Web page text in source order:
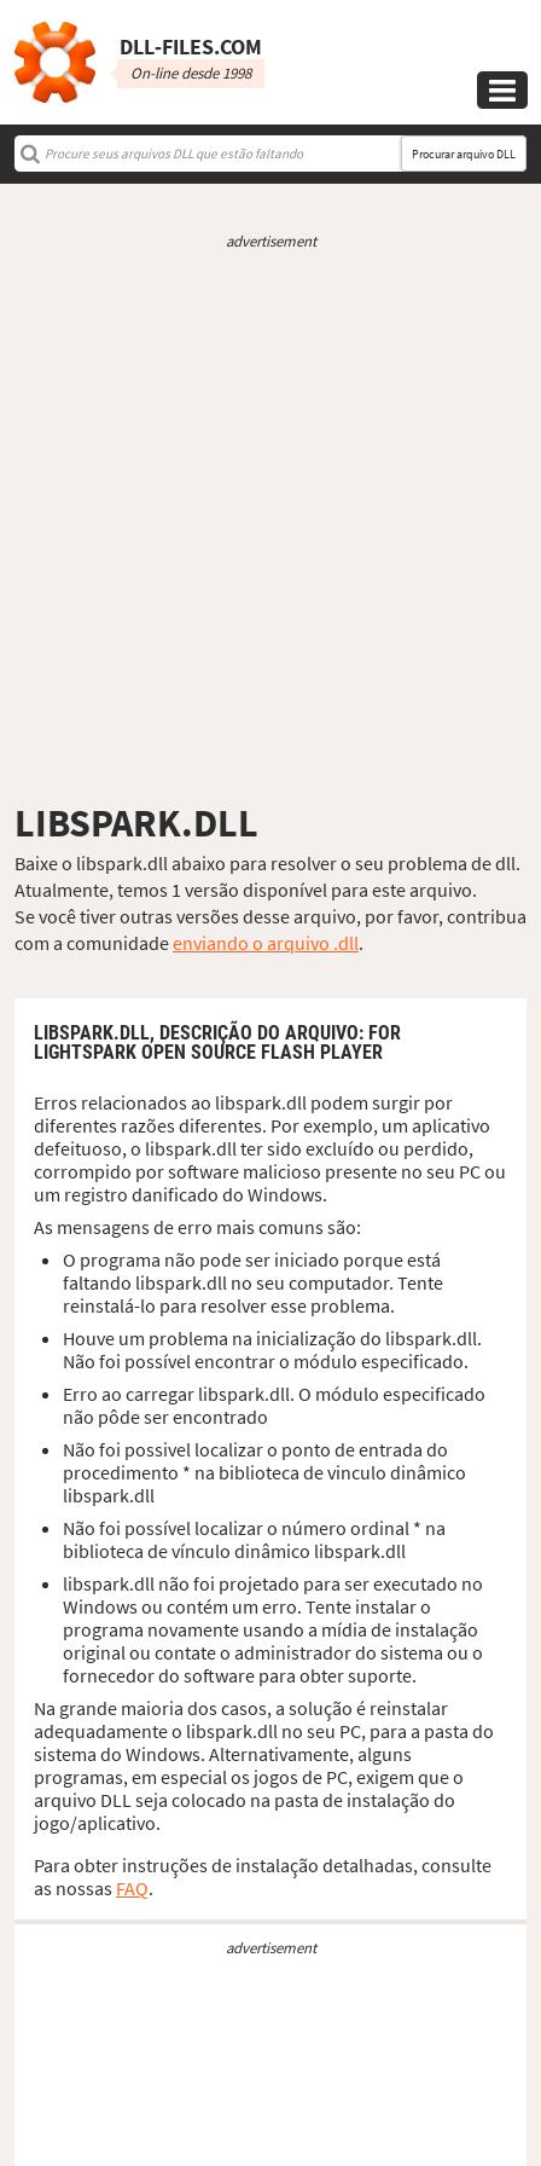
DLL‑FILES.COM
On-line desde 1998

Procurar arquivo DLL
advertisement
LIBSPARK.DLL
Baixe o libspark.dll abaixo para resolver o seu problema de dll.
Atualmente, temos 1 versão disponível para este arquivo.
Se você tiver outras versões desse arquivo, por favor, contribua
com a comunidadeenviando o arquivo .dll.
LIBSPARK.DLL, DESCRIÇÃO DO ARQUIVO: FOR
LIGHTSPARK OPEN SOURCE FLASH PLAYER
Erros relacionados ao libspark.dll podem surgir por
diferentes razões diferentes. Por exemplo, um aplicativo
defeituoso, o libspark.dll ter sido excluído ou perdido,
corrompido por software malicioso presente no seu PC ou
um registro danificado do Windows.
As mensagens de erro mais comuns são:
O programa não pode ser iniciado porque está
faltando libspark.dll no seu computador. Tente
reinstalá-lo para resolver esse problema.
Houve um problema na inicialização do libspark.dll.
Não foi possível encontrar o módulo especificado.
Erro ao carregar libspark.dll. O módulo especificado
não pôde ser encontrado
Não foi possivel localizar o ponto de entrada do
procedimento * na biblioteca de vinculo dinâmico
libspark.dll
Não foi possível localizar o número ordinal * na
biblioteca de vínculo dinâmico libspark.dll
libspark.dll não foi projetado para ser executado no
Windows ou contém um erro. Tente instalar o
programa novamente usando a mídia de instalação
original ou contate o administrador do sistema ou o
fornecedor do software para obter suporte.
Na grande maioria dos casos, a solução é reinstalar
adequadamente o libspark.dll no seu PC, para a pasta do
sistema do Windows. Alternativamente, alguns
programas, em especial os jogos de PC, exigem que o
arquivo DLL seja colocado na pasta de instalação do
jogo/aplicativo.
Para obter instruções de instalação detalhadas, consulte
as nossas FAQ.
advertisement